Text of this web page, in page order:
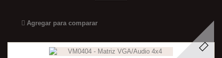
Agregar para comparar